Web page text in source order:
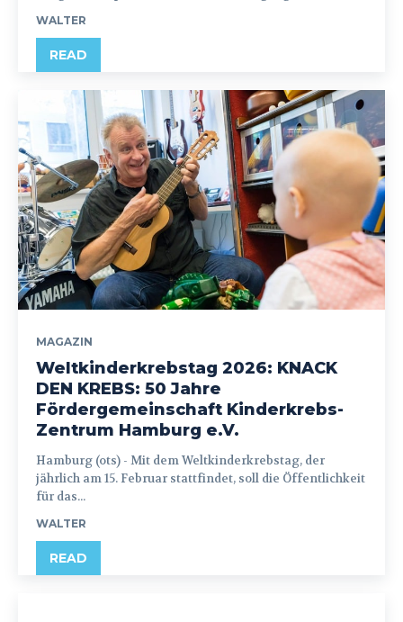
WALTER
READ
MAGAZIN
Weltkinderkrebstag 2026: KNACK
DEN KREBS: 50 Jahre
Fördergemeinschaft Kinderkrebs-
Zentrum Hamburg e.V.
Hamburg (ots) - Mit dem Weltkinderkrebstag, der
jährlich am 15. Februar stattfindet, soll die Öffentlichkeit
für das...
WALTER
READ